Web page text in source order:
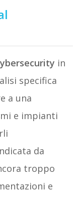
in
specifica
a una
e impianti
da
troppo
e